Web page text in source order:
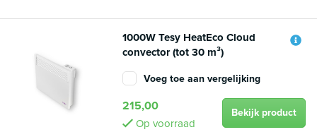
1000W Tesy HeatEco Cloud
convector (tot 30 m³)
Voeg toe aan vergelijking
215,00
Op voorraad
Bekijk product